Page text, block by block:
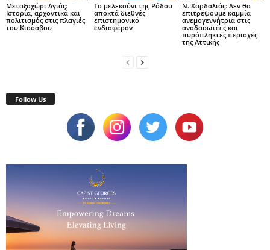
Μεταξοχώρι Αγιάς:
Ιστορία, αρχοντικά και
πολιτισμός στις πλαγιές
του Κισσάβου
Το μελεκούνι της Ρόδου
αποκτά διεθνές
επιστημονικό
ενδιαφέρον
Ν. Χαρδαλιάς: Δεν θα
επιτρέψουμε καμμία
ανεμογεννήτρια στις
αναδασωτέες και
πυρόπληκτες περιοχές
της Αττικής
Follow Us